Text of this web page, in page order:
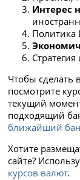
Интерес
Политика
Чтобы
посмотрите
текущий
подходящий
ближайший
Хотите
сайте?
курсов валют.